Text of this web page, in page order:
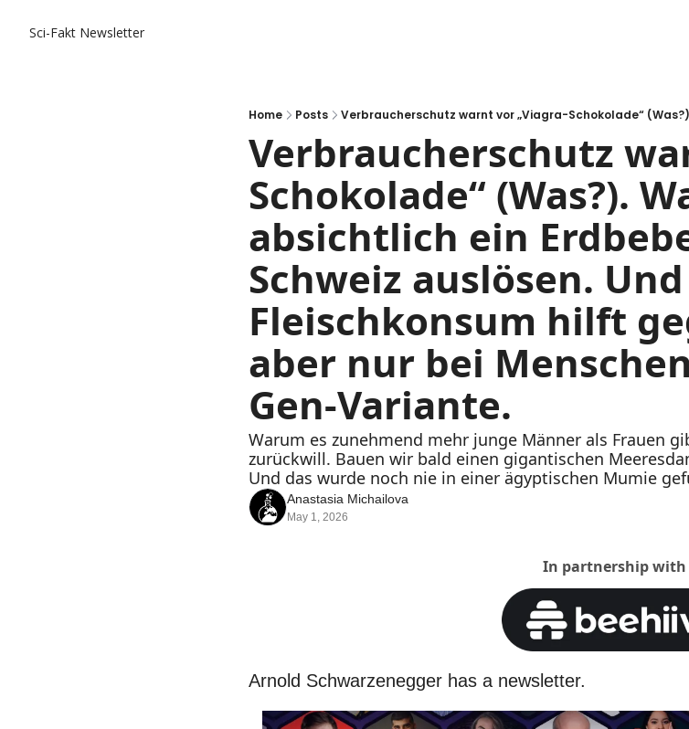
Sci-Fakt Newsletter
Home Posts
Verbraucherschutz
Schokolade“ (Was?).
absichtlich ein
Schweiz auslösen.
Fleischkonsum hilft
aber nur bei
Gen-Variante.
Warum es zunehmend mehr junge Männer als Frauen
zurückwill. Bauen wir bald einen gigantischen
Und das wurde noch nie in einer ägyptischen Mumie
Anastasia Michailova
May 1, 2026
In partnership with
Arnold Schwarzenegger has a newsletter.